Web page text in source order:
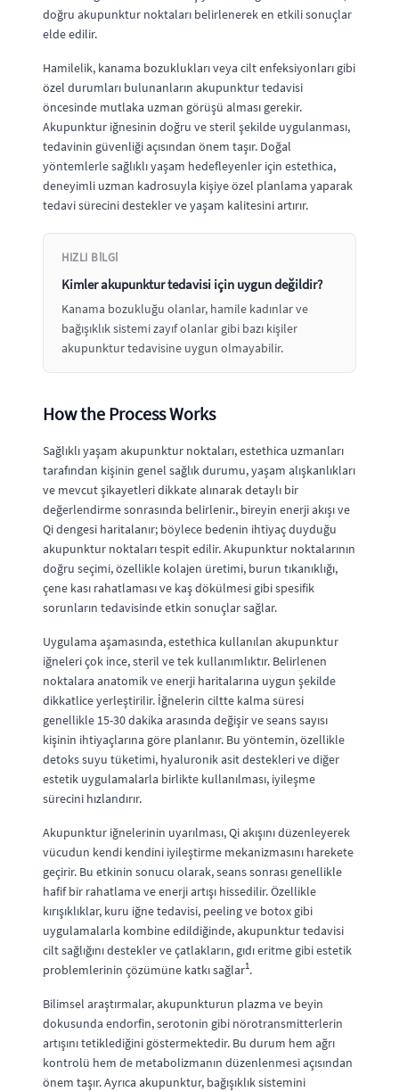
doğru akupunktur noktaları belirlenerek en etkili sonuçlar
elde edilir.
Hamilelik, kanama bozuklukları veya cilt enfeksiyonları gibi
özel durumları bulunanların akupunktur tedavisi
öncesinde mutlaka uzman görüşü alması gerekir.
Akupunktur iğnesinin doğru ve steril şekilde uygulanması,
tedavinin güvenliği açısından önem taşır. Doğal
yöntemlerle sağlıklı yaşam hedefleyenler için estethica,
deneyimli uzman kadrosuyla kişiye özel planlama yaparak
tedavi sürecini destekler ve yaşam kalitesini artırır.
HIZLI BILGI
Kimler akupunktur tedavisi için uygun değildir?
Kanama bozukluğu olanlar, hamile kadınlar ve
bağışıklık sistemi zayıf olanlar gibi bazı kişiler
akupunktur tedavisine uygun olmayabilir.
How the Process Works
Sağlıklı yaşam akupunktur noktaları, estethica uzmanları
tarafından kişinin genel sağlık durumu, yaşam alışkanlıkları
ve mevcut şikayetleri dikkate alınarak detaylı bir
değerlendirme sonrasında belirlenir., bireyin enerji akışı ve
Qi dengesi haritalanır; böylece bedenin ihtiyaç duyduğu
akupunktur noktaları tespit edilir. Akupunktur noktalarının
doğru seçimi, özellikle kolajen üretimi, burun tıkanıklığı,
çene kası rahatlaması ve kaş dökülmesi gibi spesifik
sorunların tedavisinde etkin sonuçlar sağlar.
Uygulama aşamasında, estethica kullanılan akupunktur
iğneleri çok ince, steril ve tek kullanımlıktır. Belirlenen
noktalara anatomik ve enerji haritalarına uygun şekilde
dikkatlice yerleştirilir. İğnelerin ciltte kalma süresi
genellikle 15-30 dakika arasında değişir ve seans sayısı
kişinin ihtiyaçlarına göre planlanır. Bu yöntemin, özellikle
detoks suyu tüketimi, hyaluronik asit destekleri ve diğer
estetik uygulamalarla birlikte kullanılması, iyileşme
sürecini hızlandırır.
Akupunktur iğnelerinin uyarılması, Qi akışını düzenleyerek
vücudun kendi kendini iyileştirme mekanizmasını harekete
geçirir. Bu etkinin sonucu olarak, seans sonrası genellikle
hafif bir rahatlama ve enerji artışı hissedilir. Özellikle
kırışıklıklar, kuru iğne tedavisi, peeling ve botox gibi
uygulamalarla kombine edildiğinde, akupunktur tedavisi
cilt sağlığını destekler ve çatlakların, gıdı eritme gibi estetik
problemlerinin çözümüne katkı sağlar1.
Bilimsel araştırmalar, akupunkturun plazma ve beyin
dokusunda endorfin, serotonin gibi nörotransmitterlerin
artışını tetiklediğini göstermektedir. Bu durum hem ağrı
kontrolü hem de metabolizmanın düzenlenmesi açısından
önem taşır. Ayrıca akupunktur, bağışıklık sistemini